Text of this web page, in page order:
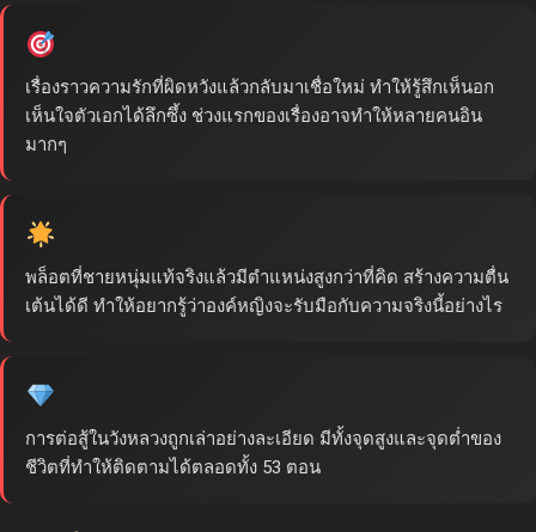
เรื่องราวความรักที่ผิดหวังแล้วกลับมาเชื่อใหม่ ทำให้รู้สึกเห็นอก
เห็นใจตัวเอกได้ลึกซึ้ง ช่วงแรกของเรื่องอาจทำให้หลายคนอิน
มากๆ
พล็อตที่ชายหนุ่มแท้จริงแล้วมีตำแหน่งสูงกว่าที่คิด สร้างความตื่น
เต้นได้ดี ทำให้อยากรู้ว่าองค์หญิงจะรับมือกับความจริงนี้อย่างไร
การต่อสู้ในวังหลวงถูกเล่าอย่างละเอียด มีทั้งจุดสูงและจุดต่ำของ
ชีวิตที่ทำให้ติดตามได้ตลอดทั้ง 53 ตอน